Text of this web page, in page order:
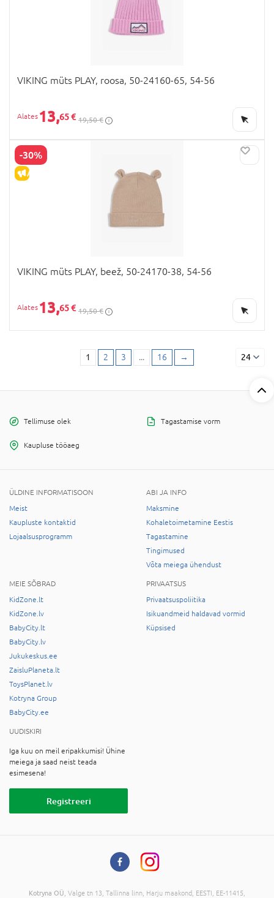
VIKING müts PLAY, roosa, 50-24160-65, 54-56
13,65 € 19,50 €
-30%
ALLAHINDLUS
VIKING müts PLAY, beež, 50-24170-38, 54-56
13,65 € 19,50 €
1 2 3 ... 16 → 24
Tellimuse olek Tagastamise vorm
Kaupluse tööaeg
ÜLDINE INFORMATISOON
Meist
Kaupluste kontaktid
Lojaalsusprogramm
ABI JA INFO
Maksmine
Kohaletoimetamine Eestis
Tagastamine
Tingimused
Võta meiega ühendust
MEIE SÕBRAD
KidZone.lt
KidZone.lv
BabyCity.lt
BabyCity.lv
Jukukeskus.ee
ZaisluPlaneta.lt
ToysPlanet.lv
Kotryna Group
BabyCity.ee
PRIVAATSUS
Privaatsuspoliitika
Isikuandmeid haldavad vormid
Küpsised
UUDISKIRI
Iga kuu on meil eripakkumisi! Ühine
meiega ja saad neist teada
esimesena!
Registreeri
Kotryna OÜ , Valge tn 13, Tallinna linn, Harju maakond, EESTI, EE-11415,